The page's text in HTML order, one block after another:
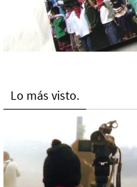
Lo más visto.